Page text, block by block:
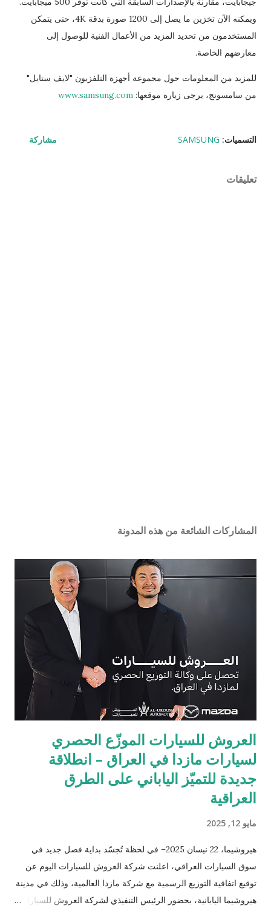
ويمكنه الآن تخزين ما يصل إلى 1200 صورة بدقة 4K، حتى يتمكن
المستخدمون من تحديد المزيد من الأعمال الفنية للوصول إلى
معارضهم الخاصة.
للمزيد من المعلومات حول مجموعة أجهزة التلفزيون "لايف ستايل"
من سامسونج، يرجى زيارة موقعها: www.samsung.com
التسميات: SAMSUNG مشاركة
تعليقات
المشاركات الشائعة من هذه المدونة
العروش للسيارات الموزّع الحصري
لسيارات مازدا في العراق – انطلاقة
جديدة للتميّز الياباني على الطرق
العراقية
مايو 12, 2025
هيروشيما، 22 نيسان 2025– في لحظة تُجسّد بداية فصل جديد في
سوق السيارات العراقي، اعلنت شركة العروش للسيارات اليوم عن
توقيع اتفاقية التوزيع الرسمية مع شركة مازدا العالمية، وذلك في مدينة
هيروشيما اليابانية، بحضور الرئيس التنفيذي لشركة العروش للسيارات